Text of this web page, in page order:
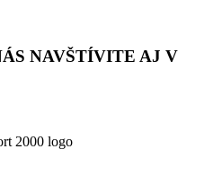
NAVŠTÍVITE AJ V